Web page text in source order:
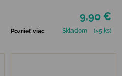
9,90 €
Pozrieť viac Skladom (>5 ks)